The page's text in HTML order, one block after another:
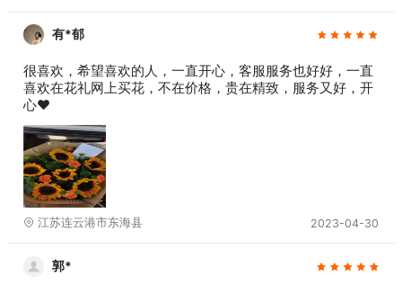
有*郁
很喜欢，希望喜欢的人，一直开心，客服服务也好好，一直
喜欢在花礼网上买花，不在价格，贵在精致，服务又好，开
心❤
江苏连云港市东海县 2023-04-30
郭*